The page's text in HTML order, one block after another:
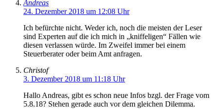
Andreas
24. Dezember 2018 um 12:08 Uhr
Ich befürchte nicht. Weder ich, noch die meisten der Leser
sind Experten auf die ich mich in „kniffeligen“ Fällen wie
diesen verlassen würde. Im Zweifel immer bei einem
Steuerberater oder beim Amt anfragen.
Christof
3. Dezember 2018 um 11:18 Uhr
Hallo Andreas, gibt es schon neue Infos bzgl. der Frage vom
5.8.18? Stehen gerade auch vor dem gleichen Dilemma.